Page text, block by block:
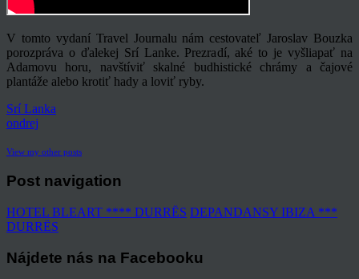
V tomto vydaní Travel Journalu nám cestovateľ Jaroslav Bouzka
porozpráva o ďalekej Srí Lanke. Prezradí, aké to je vyšliapať na
Adamovu horu, navštíviť skalné budhistické chrámy a čajové
plantáže alebo krotiť hady a loviť ryby.
Srí Lanka
ondrej
View my other posts
Post navigation
HOTEL BLEART **** DURRËS DEPANDANSY IBIZA ***
DURRËS
Nájdete nás na Facebooku